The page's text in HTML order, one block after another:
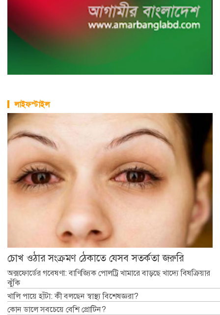
লাইফস্টাইল
চোখ ওঠার সংক্রমণ ঠেকাতে যেসব সতর্কতা জরুরি
অক্সফোর্ডের গবেষণা: বাণিজ্যিক পোলট্রি খামারে বাড়ছে খাদ্যে বিষক্রিয়ার
ঝুঁকি
খালি পায়ে হাঁটা: কী বলছেন স্বাস্থ্য বিশেষজ্ঞরা?
কোন ডালে সবচেয়ে বেশি প্রোটিন?